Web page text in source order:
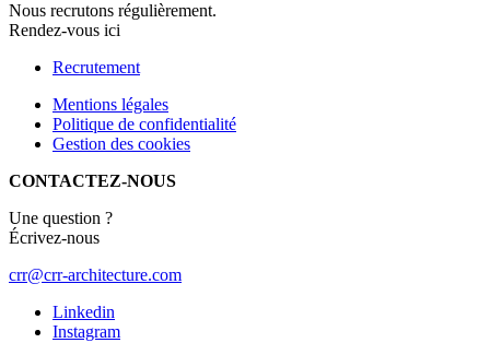
Nous recrutons régulièrement.
Rendez-vous ici
Recrutement
Mentions légales
Politique de confidentialité
Gestion des cookies
CONTACTEZ-NOUS
Une question ?
Écrivez-nous
crr@crr-architecture.com
Linkedin
Instagram